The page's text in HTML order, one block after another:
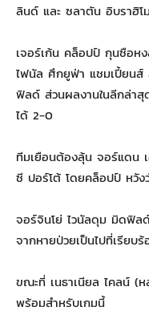
ลินด์ และ ซลาตัน อิบราฮิโ
เจอร์เก้น คล็อปป์ กุนซือห
ไฟนัล ศึกยูฟ่า แชมเปี้ยน
ฟิลด์ ส่วนผลงานในลีกล่าสุ
ได้ 2-0
ทีมเยือนต้องลุ้น จอร์แดน
ซี ปอร์โต้ โดยคล็อปป์ หวัง
จอร์จินโย่ ไวนัลดุม มิดฟิล
จากหายป่วยเป็นไปที่เรียบร้
ขณะที่ เนธาเนียล ไคลน์ (
พร้อมสำหรับเกมนี้